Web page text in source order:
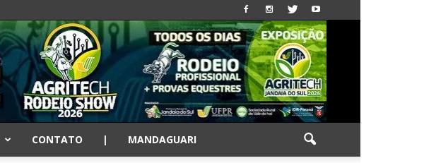
CONTATO | MANDAGUARI